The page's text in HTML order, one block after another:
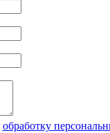
обработку